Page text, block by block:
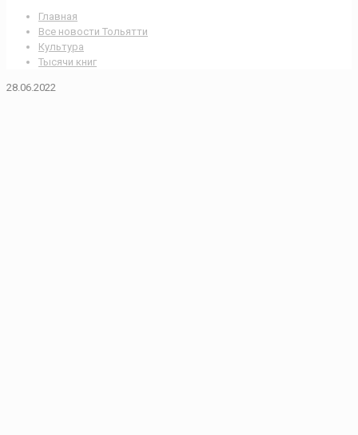
Главная
Все новости Тольятти
Культура
Тысячи книг
28.06.2022